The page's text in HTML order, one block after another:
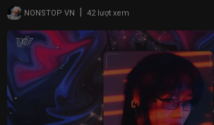
NONSTOP VN 42 lượt xem